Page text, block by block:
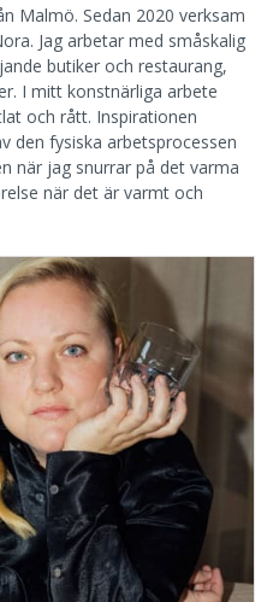
Malmö. Sedan 2020 verksam
Jag arbetar med småskalig
butiker och restaurang,
I mitt konstnärliga arbete
och rått. Inspirationen
den fysiska arbetsprocessen
när jag snurrar på det varma
när det är varmt och